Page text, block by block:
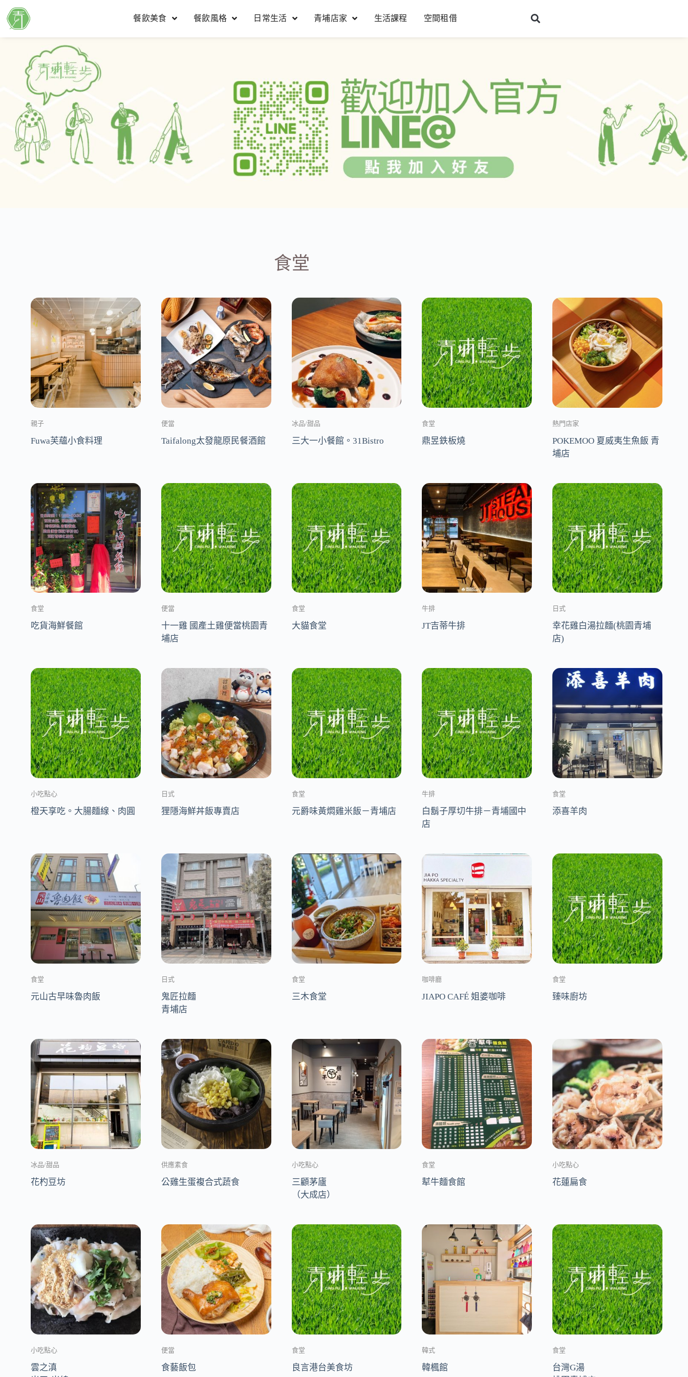
餐飲美食 餐飲風格 日常生活 青埔店家 生活課程 空間租借
食堂
親子
Fuwa芙蘊小食料理
便當
Taifalong太發龍原民餐酒館
冰品/甜品
三大一小餐館。31Bistro
食堂
鼎昱鉄板燒
熱門店家
POKEMOO 夏威夷生魚飯 青
埔店
食堂
吃貨海鮮餐館
便當
十一雞 國產土雞便當桃園青
埔店
食堂
大貓食堂
牛排
JT吉蒂牛排
日式
幸花雞白湯拉麵(桃園青埔
店)
小吃點心
橙天享吃。大腸麵線、肉圓
日式
狸隱海鮮丼飯專賣店
食堂
元爵味黃燜雞米飯－青埔店
牛排
白鬍子厚切牛排－青埔國中
店
食堂
添喜羊肉
食堂
元山古早味魯肉飯
日式
鬼匠拉麵
青埔店
食堂
三木食堂
咖啡廳
JIAPO CAFÉ 姐婆咖啡
食堂
臻味廚坊
冰品/甜品
花杓豆坊
供應素食
公雞生蛋複合式蔬食
小吃點心
三顧茅廬
（大成店）
食堂
犎牛麵食館
小吃點心
花蓮扁食
小吃點心
雲之滇
便當
食藝飯包
食堂
良言港台美食坊
韓式
韓楓館
食堂
台灣G湯